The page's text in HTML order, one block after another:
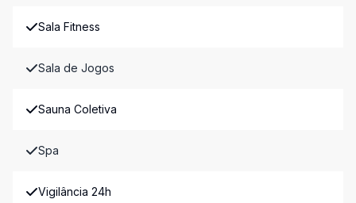
Sala Fitness
Sala de Jogos
Sauna Coletiva
Spa
Vigilância 24h